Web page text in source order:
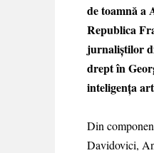
de toamnă a
Republica
jurnaliștilor
drept în
inteligența
Din
Davidovici,